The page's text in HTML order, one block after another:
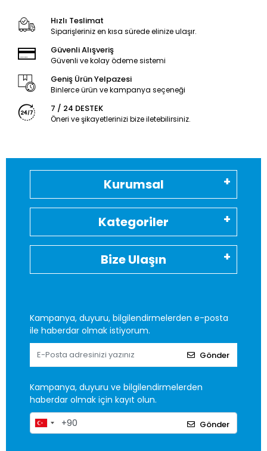
Hızlı Teslimat
Siparişleriniz en kısa sürede elinize ulaşır.
Güvenli Alışveriş
Güvenli ve kolay ödeme sistemi
Geniş Ürün Yelpazesi
Binlerce ürün ve kampanya seçeneği
7 / 24 DESTEK
Öneri ve şikayetlerinizi bize iletebilirsiniz.
Kurumsal
Kategoriler
Bize Ulaşın
Kampanya, duyuru, bilgilendirmelerden e-posta
ile haberdar olmak istiyorum.
Gönder
Kampanya, duyuru ve bilgilendirmelerden
haberdar olmak için kayıt olun.
Gönder